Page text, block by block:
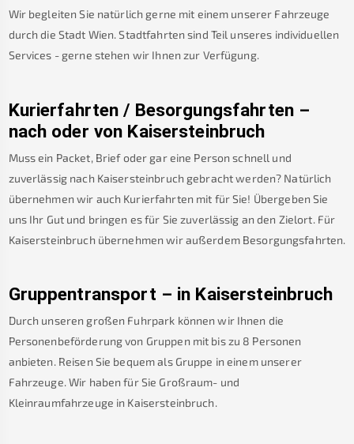
Wir begleiten Sie natürlich gerne mit einem unserer Fahrzeuge
durch die Stadt Wien. Stadtfahrten sind Teil unseres individuellen
Services - gerne stehen wir Ihnen zur Verfügung.
Kurierfahrten / Besorgungsfahrten –
nach oder von Kaisersteinbruch
Muss ein Packet, Brief oder gar eine Person schnell und
zuverlässig nach Kaisersteinbruch gebracht werden? Natürlich
übernehmen wir auch Kurierfahrten mit für Sie! Übergeben Sie
uns Ihr Gut und bringen es für Sie zuverlässig an den Zielort. Für
Kaisersteinbruch übernehmen wir außerdem Besorgungsfahrten.
Gruppentransport – in Kaisersteinbruch
Durch unseren großen Fuhrpark können wir Ihnen die
Personenbeförderung von Gruppen mit bis zu 8 Personen
anbieten. Reisen Sie bequem als Gruppe in einem unserer
Fahrzeuge. Wir haben für Sie Großraum- und
Kleinraumfahrzeuge in Kaisersteinbruch.